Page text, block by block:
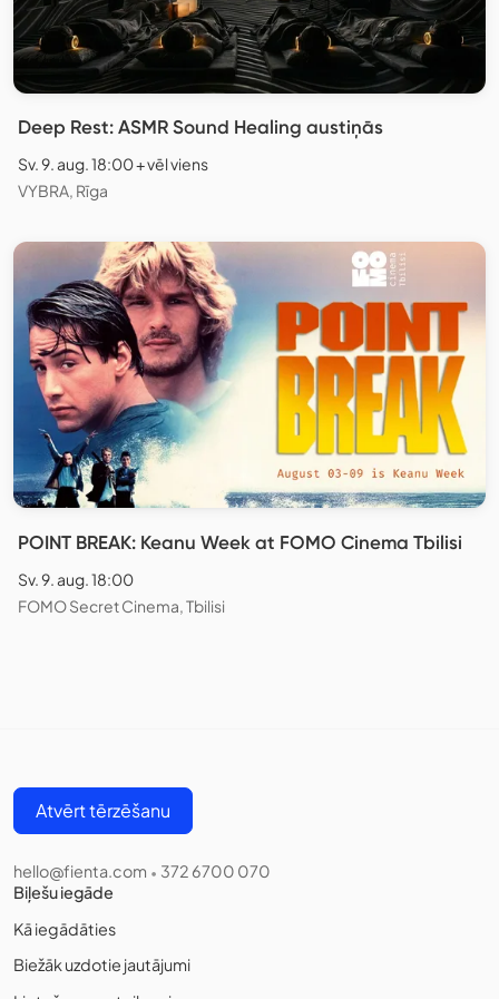
Deep Rest: ASMR Sound Healing austiņās
Sv. 9. aug. 18:00 + vēl viens
VYBRA, Rīga
POINT BREAK: Keanu Week at FOMO Cinema Tbilisi
Sv. 9. aug. 18:00
FOMO Secret Cinema, Tbilisi
Atvērt tērzēšanu
hello@fienta.com • 372 6700 070
Biļešu iegāde
Kā iegādāties
Biežāk uzdotie jautājumi